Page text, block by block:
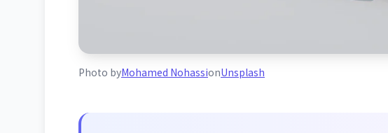
Photo byMohamed NohassionUnsplash